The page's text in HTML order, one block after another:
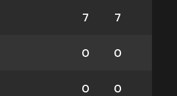
7 7
0 0
0 0